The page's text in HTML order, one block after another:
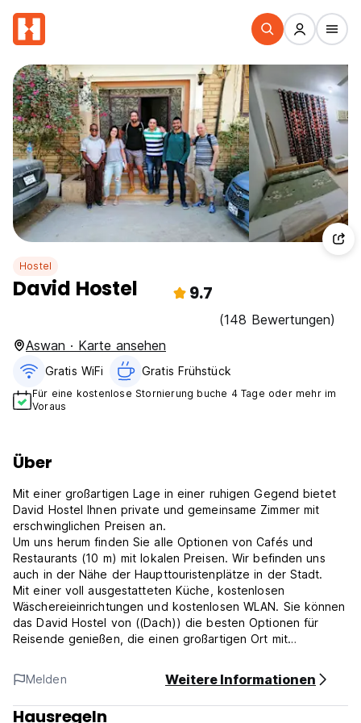
Hostel
David Hostel 9.7
(148 Bewertungen)
Aswan · Karte ansehen
Gratis WiFi Gratis Frühstück
Für eine kostenlose Stornierung buche 4 Tage oder mehr im
Voraus
Über
Mit einer großartigen Lage in einer ruhigen Gegend bietet
David Hostel Ihnen private und gemeinsame Zimmer mit
erschwinglichen Preisen an.
Um uns herum finden Sie alle Optionen von Cafés und
Restaurants (10 m) mit lokalen Preisen. Wir befinden uns
auch in der Nähe der Haupttouristenplätze in der Stadt.
Mit einer voll ausgestatteten Küche, kostenlosen
Wäschereieinrichtungen und kostenlosen WLAN. Sie können
das David Hostel von ((Dach)) die besten Optionen für
Reisende genießen, die einen großartigen Ort mit
---------------------
Ein guter Ort, um Hunderte von Reisenden mit den gleichen
Interessen zu finden
Das Hostel verfügt über Einzelzimmer und 2 Doppelzimmer
Melden Weitere Informationen
Hausregeln